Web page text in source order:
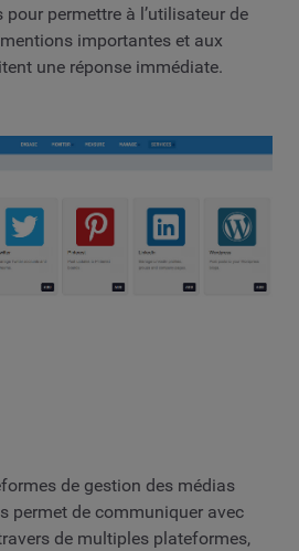
permettre à l’utilisateur de
importantes et aux
une réponse immédiate.
de gestion des médias
permet de communiquer avec
de multiples plateformes,